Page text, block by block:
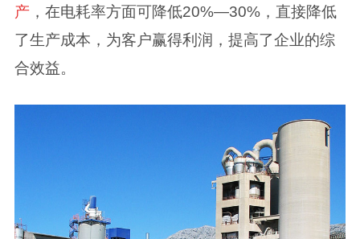
产，在电耗率方面可降低20%—30%，直接降低
了生产成本，为客户赢得利润，提高了企业的综
合效益。